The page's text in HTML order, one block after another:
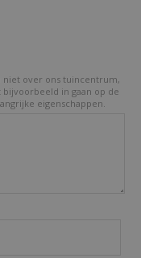
niet over ons tuincentrum,
in gaan op de
eigenschappen.